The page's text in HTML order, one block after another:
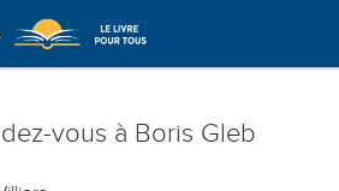
vous à Boris Gleb